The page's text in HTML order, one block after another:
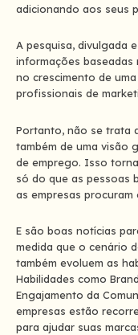
adicionando aos seus
A pesquisa, divulgada
informações
no crescimento de
profissionais de
Portanto, não se trata
também de uma visão
de emprego. Isso
só do que as pessoas
as empresas
E são boas notícias
medida que o cenário
também evoluem as
Habilidades como
Engajamento da
empresas estão
para ajudar suas